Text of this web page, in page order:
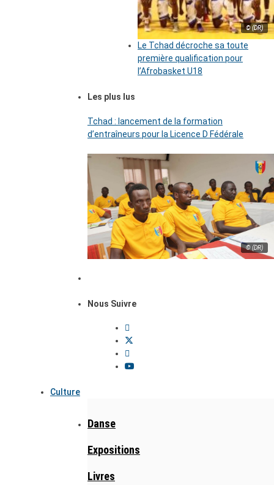
© (DR)
Le Tchad décroche sa toute
première qualification pour
l’Afrobasket U18
Les plus lus
Tchad : lancement de la formation
d’entraîneurs pour la Licence D Fédérale
© (DR)
Nous Suivre
Culture
Danse
Expositions
Livres